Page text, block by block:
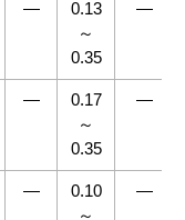
―
0.13
～
0.35
―
―
0.17
～
0.35
―
―
0.10
～
―